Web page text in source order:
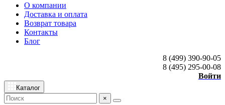
О компании
Доставка и оплата
Возврат товара
Контакты
Блог
8 (499) 390-90-05
8 (495) 295-00-08
Войти
Каталог
×